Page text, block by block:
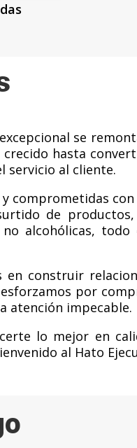
se
hasta
servicio al cliente.
comprometidas
de
alcohólicas,
construir
por
atención impecable.
lo mejor en
al Hato